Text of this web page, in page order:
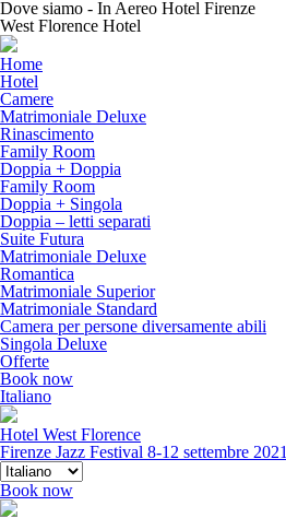
Dove siamo - In Aereo Hotel Firenze
West Florence Hotel
Home
Hotel
Camere
Matrimoniale Deluxe
Rinascimento
Family Room
Doppia + Doppia
Family Room
Doppia + Singola
Doppia – letti separati
Suite Futura
Matrimoniale Deluxe
Romantica
Matrimoniale Superior
Matrimoniale Standard
Camera per persone diversamente abili
Singola Deluxe
Offerte
Book now
Italiano
Hotel West Florence
Firenze Jazz Festival 8-12 settembre 2021
Book now